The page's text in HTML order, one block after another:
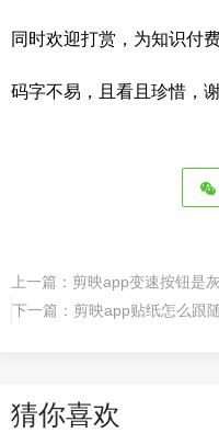
同时欢迎打赏，为知识付费
码字不易，且看且珍惜，谢
上一篇： 剪映app变速按钮是
下一篇： 剪映app贴纸怎么跟
猜你喜欢